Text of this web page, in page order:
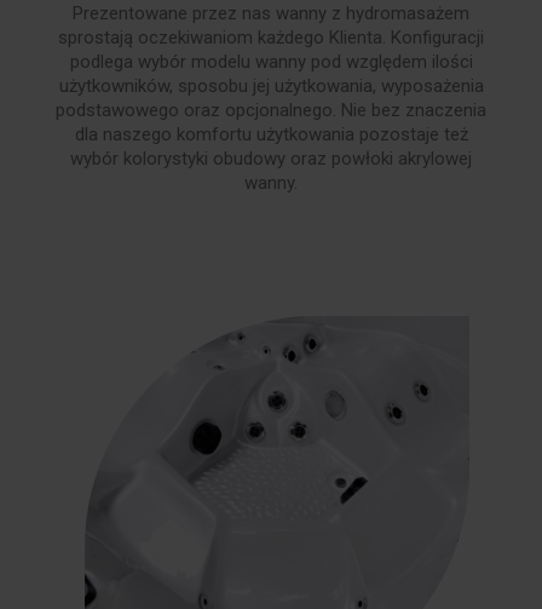
Prezentowane przez nas wanny z hydromasażem
sprostają oczekiwaniom każdego Klienta. Konfiguracji
podlega wybór modelu wanny pod względem ilości
użytkowników, sposobu jej użytkowania, wyposażenia
podstawowego oraz opcjonalnego. Nie bez znaczenia
dla naszego komfortu użytkowania pozostaje też
wybór kolorystyki obudowy oraz powłoki akrylowej
wanny.